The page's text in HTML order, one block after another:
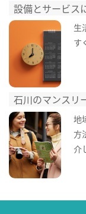
設備とサービス
生
す
石川のマンスリ
地
方
介